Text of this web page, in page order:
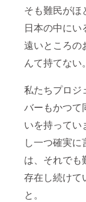
そも難民がほ
日本の中にい
遠いところの
んて持てない。
私たちプロジ
バーもかつて
いを持ってい
し一つ確実に
は、それでも
存在し続けて
と。